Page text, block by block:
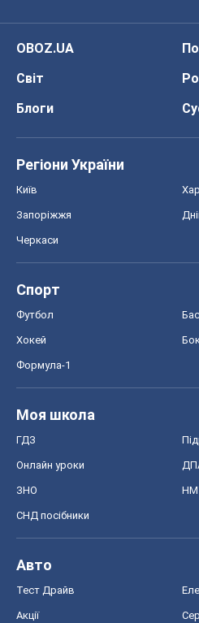
OBOZ.UA
Світ
Блоги
Регіони України
Київ
Запоріжжя
Черкаси
Спорт
Футбол
Хокей
Формула-1
Моя школа
ГДЗ
Онлайн уроки
ЗНО
СНД посібники
Авто
Тест Драйв
Акції